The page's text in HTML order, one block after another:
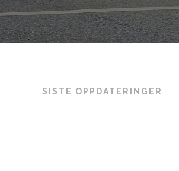
SISTE OPPDATERINGER